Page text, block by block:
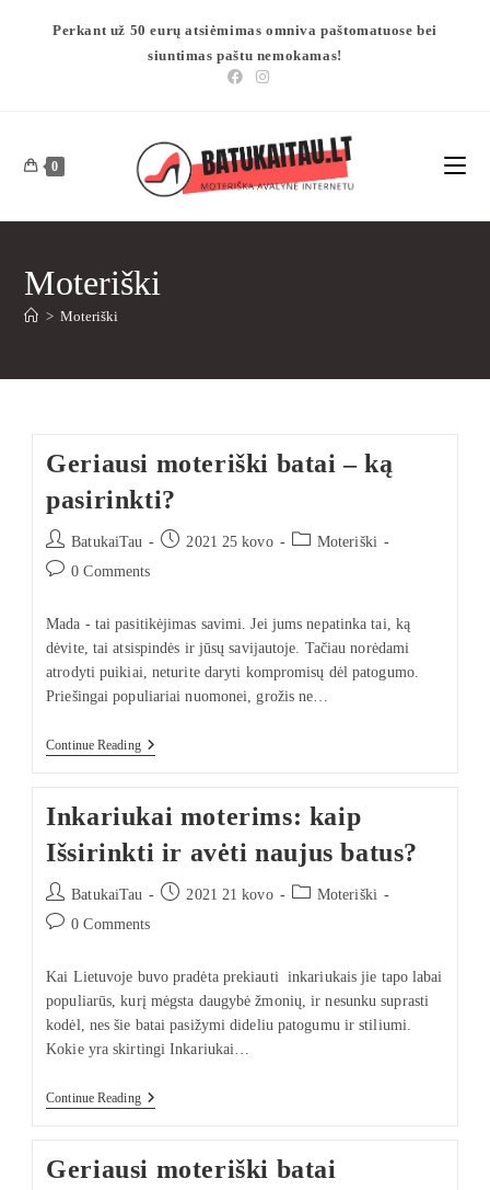
Perkant už 50 eurų atsiėmimas omniva paštomatuose bei
siuntimas paštu nemokamas!
0
Moteriški
> Moteriški
Geriausi moteriški batai – ką
pasirinkti?
BatukaiTau 2021 25 kovo
Moteriški
0 Comments
Mada - tai pasitikėjimas savimi. Jei jums nepatinka tai, ką
dėvite, tai atsispindės ir jūsų savijautoje. Tačiau norėdami
atrodyti puikiai, neturite daryti kompromisų dėl patogumo.
Priešingai populiariai nuomonei, grožis ne…
Continue Reading
Inkariukai moterims: kaip
Išsirinkti ir avėti naujus batus?
BatukaiTau 2021 21 kovo
Moteriški
0 Comments
Kai Lietuvoje buvo pradėta prekiauti inkariukais jie tapo labai
populiarūs, kurį mėgsta daugybė žmonių, ir nesunku suprasti
kodėl, nes šie batai pasižymi dideliu patogumu ir stiliumi.
Kokie yra skirtingi Inkariukai…
Continue Reading
Geriausi moteriški batai